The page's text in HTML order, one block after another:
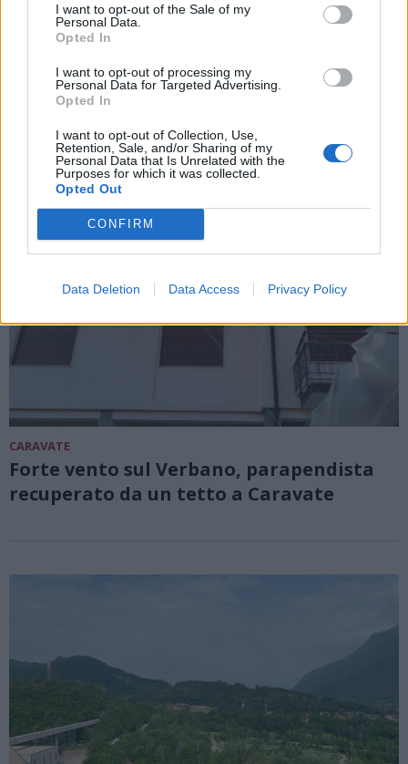
I want to opt-out of the Sale of my
Personal Data.
Opted In
I want to opt-out of processing my
Personal Data for Targeted Advertising.
Opted In
I want to opt-out of Collection, Use,
Retention, Sale, and/or Sharing of my
Personal Data that Is Unrelated with the
Purposes for which it was collected.
Opted Out
CONFIRM
Data Deletion Data Access Privacy Policy
Il temporale cambia il vento sul Verbano:
parapendisti costretti a rientri difficili
ma nessun ferito grave
CARAVATE
Forte vento sul Verbano, parapendista
recuperato da un tetto a Caravate